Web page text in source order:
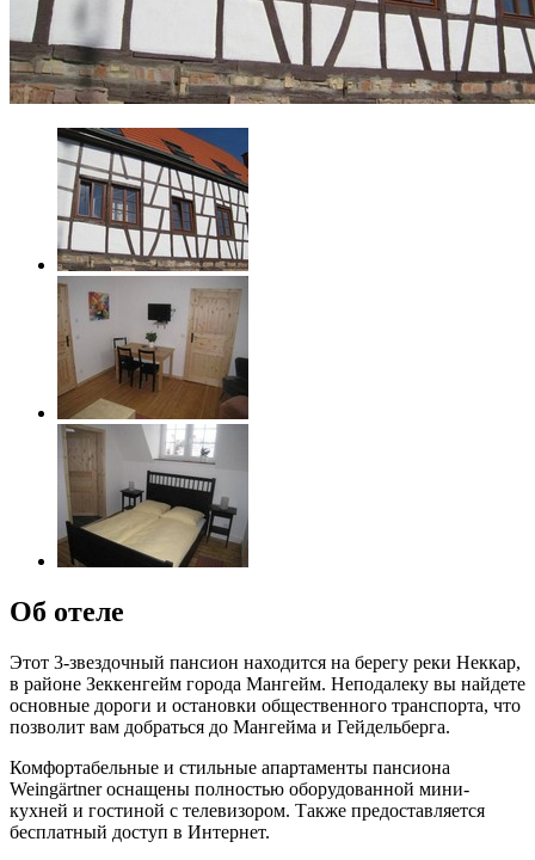
Об отеле
Этот 3-звездочный пансион находится на берегу реки Неккар,
в районе Зеккенгейм города Мангейм. Неподалеку вы найдете
основные дороги и остановки общественного транспорта, что
позволит вам добраться до Мангейма и Гейдельберга.
Комфортабельные и стильные апартаменты пансиона
Weingärtner оснащены полностью оборудованной мини-
кухней и гостиной с телевизором. Также предоставляется
бесплатный доступ в Интернет.